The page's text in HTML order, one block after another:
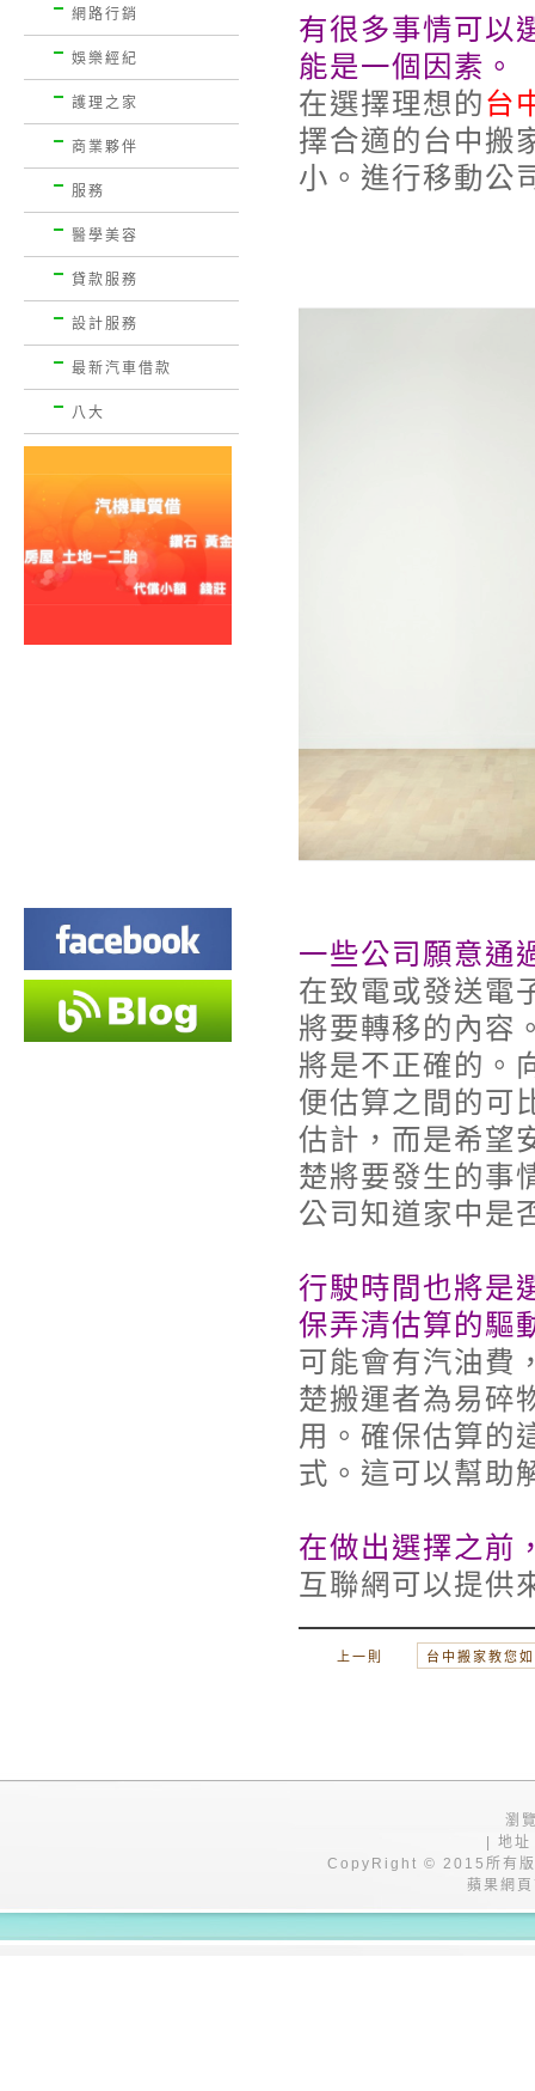
網路行銷
娛樂經紀
護理之家
商業夥伴
服務
醫學美容
貸款服務
設計服務
最新汽車借款
八大
有很多事情可以
能是一個因素。
在選擇理想的台
擇合適的台中搬
小。進行移動公
一些公司願意通
在致電或發送電
將要轉移的內容
將是不正確的。
便估算之間的可
估計，而是希望
楚將要發生的事
公司知道家中是
行駛時間也將是
保弄清估算的驅
可能會有汽油費
楚搬運者為易碎
用。確保估算的
式。這可以幫助
在做出選擇之前
互聯網可以提供
上一則 台中搬家教您
瀏
| 地
CopyRight © 2015所有版
蘋果網